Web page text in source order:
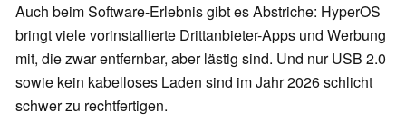
Auch beim Software-Erlebnis gibt es Abstriche: HyperOS
bringt viele vorinstallierte Drittanbieter-Apps und Werbung
mit, die zwar entfernbar, aber lästig sind. Und nur USB 2.0
sowie kein kabelloses Laden sind im Jahr 2026 schlicht
schwer zu rechtfertigen.